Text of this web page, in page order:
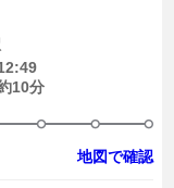
10分
地図で確認